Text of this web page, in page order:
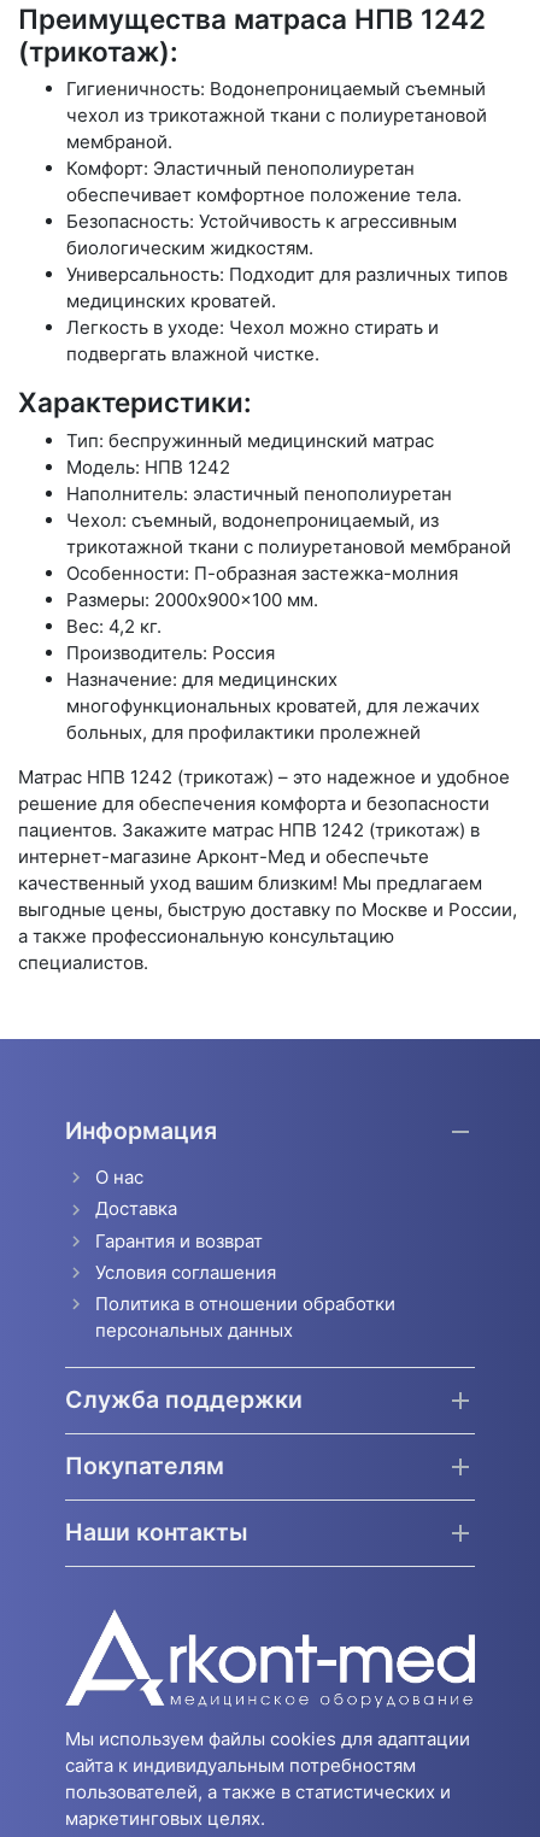
Преимущества матраса НПВ 1242
(трикотаж):
Гигиеничность: Водонепроницаемый съемный
чехол из трикотажной ткани с полиуретановой
мембраной.
Комфорт: Эластичный пенополиуретан
обеспечивает комфортное положение тела.
Безопасность: Устойчивость к агрессивным
биологическим жидкостям.
Универсальность: Подходит для различных типов
медицинских кроватей.
Легкость в уходе: Чехол можно стирать и
подвергать влажной чистке.
Характеристики:
Тип: беспружинный медицинский матрас
Модель: НПВ 1242
Наполнитель: эластичный пенополиуретан
Чехол: съемный, водонепроницаемый, из
трикотажной ткани с полиуретановой мембраной
Особенности: П-образная застежка-молния
Размеры: 2000x900x100 мм.
Вес: 4,2 кг.
Производитель: Россия
Назначение: для медицинских
многофункциональных кроватей, для лежачих
больных, для профилактики пролежней
Матрас НПВ 1242 (трикотаж) – это надежное и удобное
решение для обеспечения комфорта и безопасности
пациентов. Закажите матрас НПВ 1242 (трикотаж) в
интернет-магазине Арконт-Мед и обеспечьте
качественный уход вашим близким! Мы предлагаем
выгодные цены, быструю доставку по Москве и России,
а также профессиональную консультацию
специалистов.
Информация
О нас
Доставка
Гарантия и возврат
Условия соглашения
Политика в отношении обработки
персональных данных
Служба поддержки
Покупателям
Наши контакты
Мы используем файлы cookies для адаптации
сайта к индивидуальным потребностям
пользователей, а также в статистических и
маркетинговых целях.